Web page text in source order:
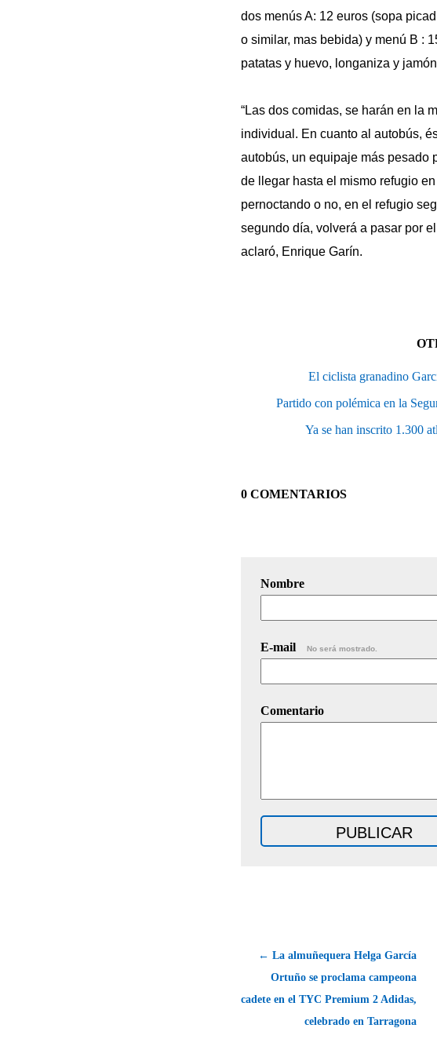
dos menús A: 12 euros (sopa
o similar, mas bebida) y menú B :
patatas y huevo, longaniza y
“Las dos comidas, se harán en la
individual. En cuanto al autobús,
autobús, un equipaje más pesado
de llegar hasta el mismo refugio
pernoctando o no, en el refugio
segundo día, volverá a pasar por
aclaró, Enrique Garín.
El ciclista granadino
Partido con polémica en la
Ya se han inscrito 1.300
0 COMENTARIOS
Nombre
E-mail No será mostrado.
Comentario
← La almuñequera Helga García
Ortuño se proclama campeona
cadete en el TYC Premium 2 Adidas,
celebrado en Tarragona